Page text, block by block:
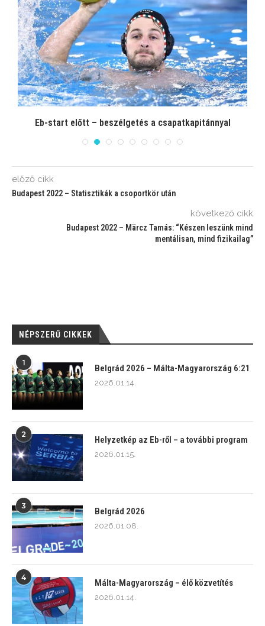
Eb-start előtt – beszélgetés a csapatkapitánnyal
előző cikk
Budapest 2022 – Statisztikák a csoportkör után
következő cikk
Budapest 2022 – Märcz Tamás: “Készen leszünk mind
mentálisan, mind fizikailag”
NÉPSZERŰ CIKKEK
1
Belgrád 2026 – Málta-Magyarország 6:21
2026.01.14.
2
Helyzetkép az Eb-ről – a további program
2026.01.15.
3
Belgrád 2026
2026.01.08.
4
Málta-Magyarország – élő közvetítés
2026.01.14.